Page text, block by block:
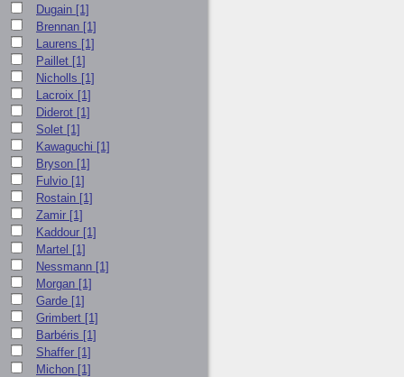
Dugain [1]
Brennan [1]
Laurens [1]
Paillet [1]
Nicholls [1]
Lacroix [1]
Diderot [1]
Solet [1]
Kawaguchi [1]
Bryson [1]
Fulvio [1]
Rostain [1]
Zamir [1]
Kaddour [1]
Martel [1]
Nessmann [1]
Morgan [1]
Garde [1]
Grimbert [1]
Barbéris [1]
Shaffer [1]
Michon [1]